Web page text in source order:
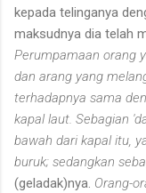
kepada telinganya
maksudnya dia telah
Perumpamaan orang
dan arang yang
terhadapnya sama
kapal laut. Sebagian
bawah dari kapal itu,
buruk; sedangkan
(geladak)nya. Orang-